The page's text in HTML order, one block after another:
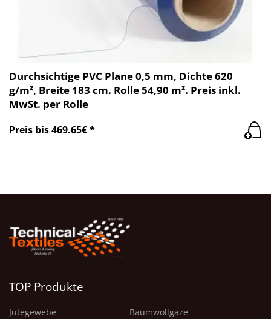
Durchsichtige PVC Plane 0,5 mm, Dichte 620
g/m², Breite 183 cm. Rolle 54,90 m². Preis inkl.
MwSt. per Rolle
Preis bis 469.65€ *
TOP Produkte
Jutegewebe
Baumwollgaze